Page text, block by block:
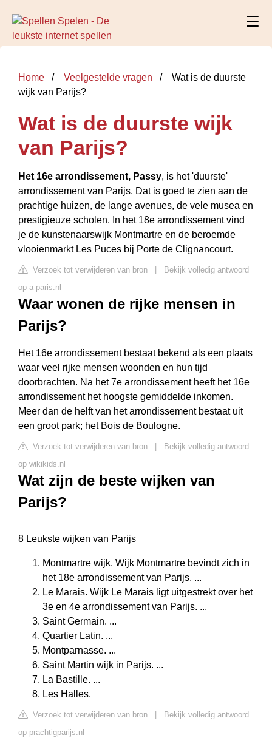
Home Veelgestelde vragen
Wat is de duurste
wijk van Parijs?
Wat is de duurste wijk
van Parijs?
Het 16e arrondissement, Passy, is het 'duurste'
arrondissement van Parijs. Dat is goed te zien aan de
prachtige huizen, de lange avenues, de vele musea en
prestigieuze scholen. In het 18e arrondissement vind
je de kunstenaarswijk Montmartre en de beroemde
vlooienmarkt Les Puces bij Porte de Clignancourt.
Verzoek tot verwijderen van bron
Bekijk volledig antwoord
op a-paris.nl
Waar wonen de rijke mensen in
Parijs?
Het 16e arrondissement bestaat bekend als een plaats
waar veel rijke mensen woonden en hun tijd
doorbrachten. Na het 7e arrondissement heeft het 16e
arrondissement het hoogste gemiddelde inkomen.
Meer dan de helft van het arrondissement bestaat uit
een groot park; het Bois de Boulogne.
Verzoek tot verwijderen van bron
Bekijk volledig antwoord
op wikikids.nl
Wat zijn de beste wijken van
Parijs?
8 Leukste wijken van Parijs
Montmartre wijk. Wijk Montmartre bevindt zich in
het 18e arrondissement van Parijs. ...
Le Marais. Wijk Le Marais ligt uitgestrekt over het
3e en 4e arrondissement van Parijs. ...
Saint Germain. ...
Quartier Latin. ...
Montparnasse. ...
Saint Martin wijk in Parijs. ...
La Bastille. ...
Les Halles.
Verzoek tot verwijderen van bron
Bekijk volledig antwoord
op prachtigparijs.nl